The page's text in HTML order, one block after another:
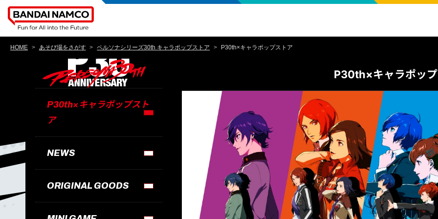
HOME あそび場をさがす ペルソナシリーズ30th キャラポップストア P30th×キャラポップストア​
P30th×キャラポッ
ペルソナシリーズ30th キャラポップストア
P30th×キャラポップスト
ア​
NEWS
ORIGINAL GOODS